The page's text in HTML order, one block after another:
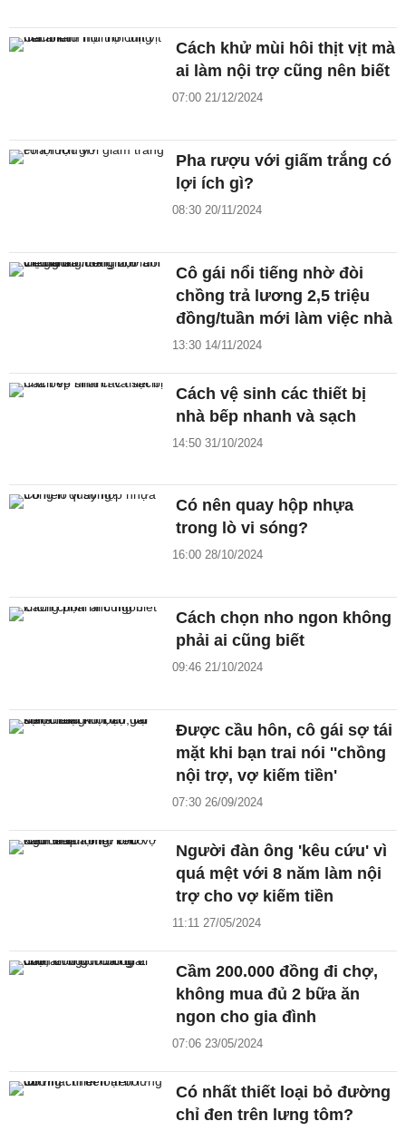
Cách khử mùi hôi thịt vịt mà
ai làm nội trợ cũng nên biết
07:00 21/12/2024
Pha rượu với giấm trắng có
lợi ích gì?
08:30 20/11/2024
Cô gái nổi tiếng nhờ đòi
chồng trả lương 2,5 triệu
đồng/tuần mới làm việc nhà
13:30 14/11/2024
Cách vệ sinh các thiết bị
nhà bếp nhanh và sạch
14:50 31/10/2024
Có nên quay hộp nhựa
trong lò vi sóng?
16:00 28/10/2024
Cách chọn nho ngon không
phải ai cũng biết
09:46 21/10/2024
Được cầu hôn, cô gái sợ tái
mặt khi bạn trai nói ''chồng
nội trợ, vợ kiếm tiền'
07:30 26/09/2024
Người đàn ông 'kêu cứu' vì
quá mệt với 8 năm làm nội
trợ cho vợ kiếm tiền
11:11 27/05/2024
Cầm 200.000 đồng đi chợ,
không mua đủ 2 bữa ăn
ngon cho gia đình
07:06 23/05/2024
Có nhất thiết loại bỏ đường
chỉ đen trên lưng tôm?